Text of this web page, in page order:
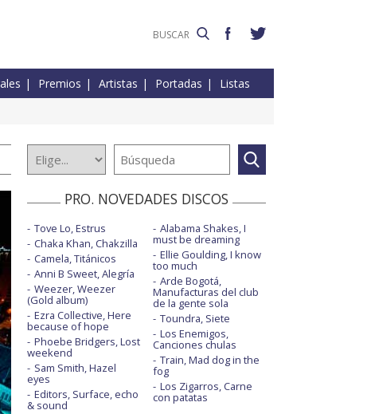
Premios Artistas Portadas Listas
PRO. NOVEDADES DISCOS
Tove Lo, Estrus
Chaka Khan, Chakzilla
Camela, Titánicos
Anni B Sweet, Alegría
Weezer, Weezer
(Gold album)
Ezra Collective, Here
because of hope
Phoebe Bridgers, Lost
weekend
Sam Smith, Hazel
eyes
Editors, Surface, echo
& sound
Alabama Shakes, I
must be dreaming
Ellie Goulding, I know
too much
Arde Bogotá,
Manufacturas del club
de la gente sola
Toundra, Siete
Los Enemigos,
Canciones chulas
Train, Mad dog in the
fog
Los Zigarros, Carne
con patatas